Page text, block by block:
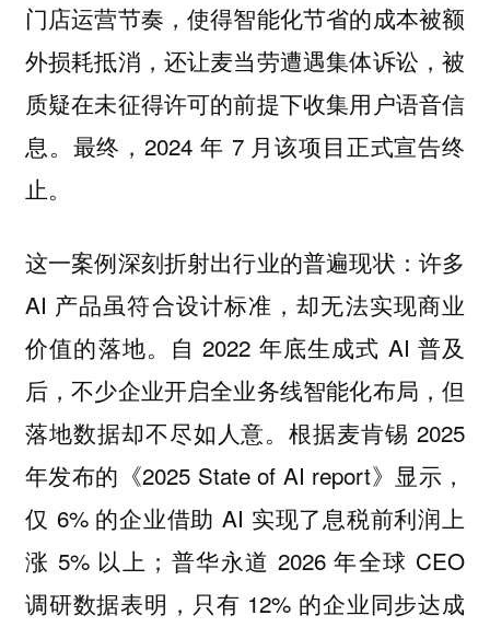
门店运营节奏，使得智能化节省的成本被额
外损耗抵消，还让麦当劳遭遇集体诉讼，被
质疑在未征得许可的前提下收集用户语音信
息。最终，2024 年 7 月该项目正式宣告终
止。
这一案例深刻折射出行业的普遍现状：许多
AI 产品虽符合设计标准，却无法实现商业
价值的落地。自 2022 年底生成式 AI 普及
后，不少企业开启全业务线智能化布局，但
落地数据却不尽如人意。根据麦肯锡 2025
年发布的《2025 State of AI report》显示，
仅 6% 的企业借助 AI 实现了息税前利润上
涨 5% 以上；普华永道 2026 年全球 CEO
调研数据表明，只有 12% 的企业同步达成